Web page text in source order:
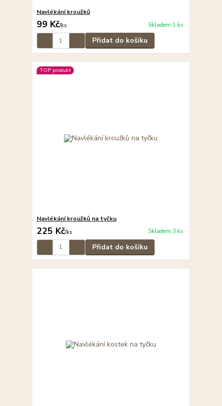
Navlékání kroužků
99 Kč/ks Skladem 1 ks
Přidat do košíku
TOP produkt
Navlékání kroužků na tyčku
225 Kč/ks Skladem 3 ks
Přidat do košíku